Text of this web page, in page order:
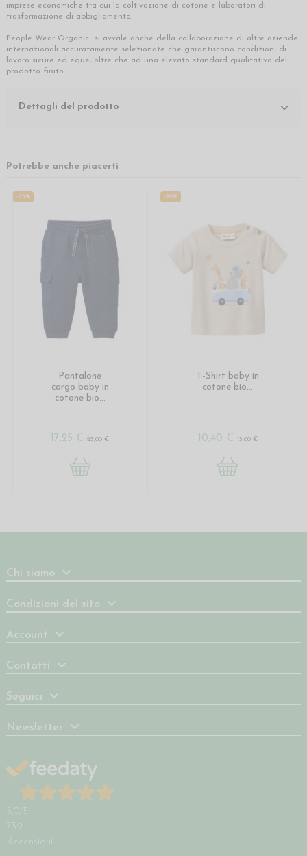
imprese economiche tra cui la coltivazione di cotone e laboratori di
trasformazione di abbigliamento.
People Wear Organic si avvale anche della collaborazione di altre aziende
internazionali accuratamente selezionate che garantiscono condizioni di
lavoro sicure ed eque, oltre che ad una elevato standard qualitativo del
prodotto finito.
Dettagli del prodotto
Potrebbe anche piacerti
-25%
Pantalone
cargo baby in
cotone bio...
17,25 €23,00 €
-20%
T-Shirt baby in
cotone bio...
10,40 € 13,00 €
Chi siamo
Condizioni del sito
Account
Contatti
Seguici
Newsletter
5,0 /5
739
Recensioni